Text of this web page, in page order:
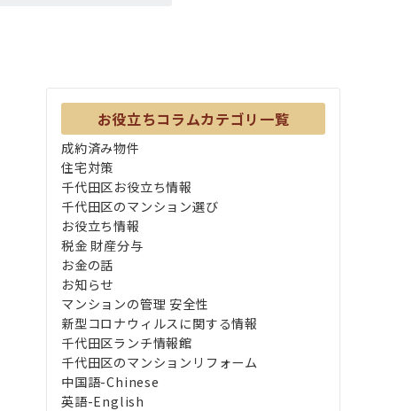
お役立ちコラムカテゴリ一覧
成約済み物件
住宅対策
千代田区お役立ち情報
千代田区のマンション選び
お役立ち情報
税金 財産分与
お金の話
お知らせ
マンションの管理 安全性
新型コロナウィルスに関する情報
千代田区ランチ情報館
千代田区のマンションリフォーム
中国語-Chinese
英語-English